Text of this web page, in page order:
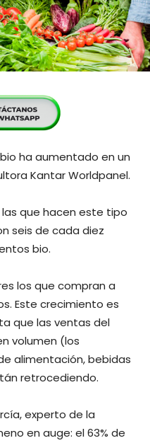
ha aumentado en un
Kantar Worldpanel.
que hacen este tipo
seis de cada diez
bio.
los que compran a
Este crecimiento es
que las ventas del
volumen (los
alimentación, bebidas
retrocediendo.
experto de la
en auge: el 63% de